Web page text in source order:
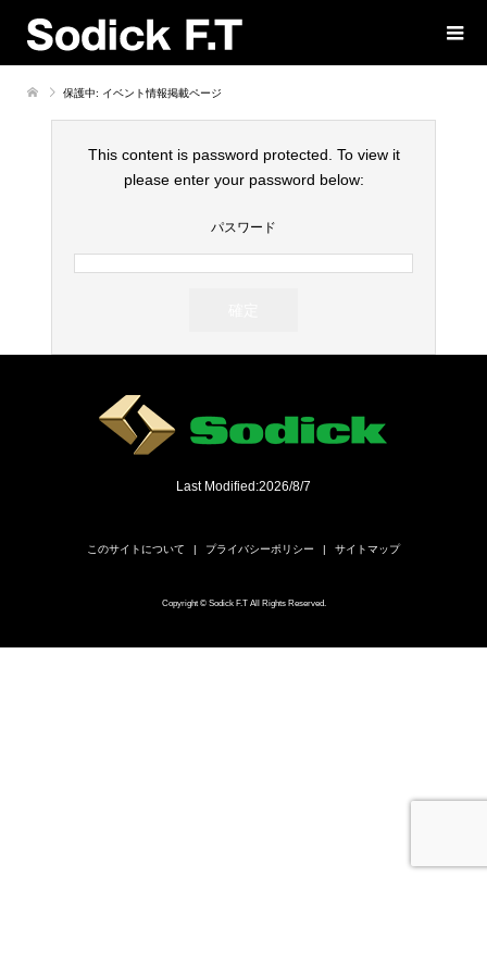
保護中: イベント情報掲載ページ
This content is password protected. To view it
please enter your password below:
パスワード
Last Modified:2026/8/7
このサイトについて プライバシーポリシー サイトマップ
Copyright © Sodick F.T All Rights Reserved.